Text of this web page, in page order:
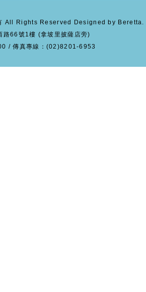
All Rights Reserved Designed by Beretta.
路66號1樓 (拿坡里披薩店旁)
/ 傳真專線：(02)8201-6953